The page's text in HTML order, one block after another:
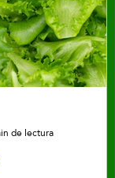
de lectura